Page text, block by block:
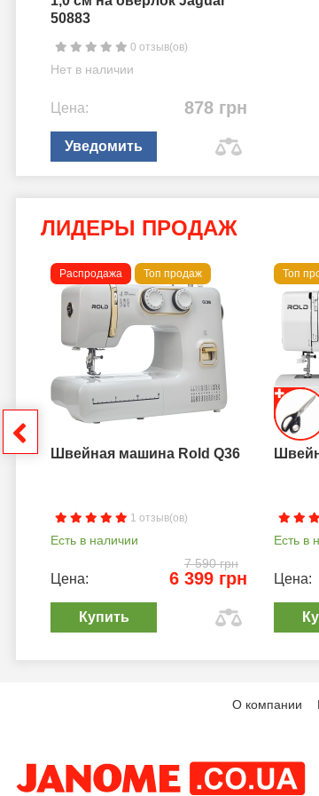
50883
0 отзыв(ов)
Нет в наличии
Цена: 878 грн
Уведомить
ЛИДЕРЫ ПРОДАЖ
Распродажа Топ продаж
Швейная машина Rold Q36
1 отзыв(ов)
Есть в наличии
7 590 грн
Цена: 6 399 грн
Купить
Топ
Есть в
Цена:
О компании